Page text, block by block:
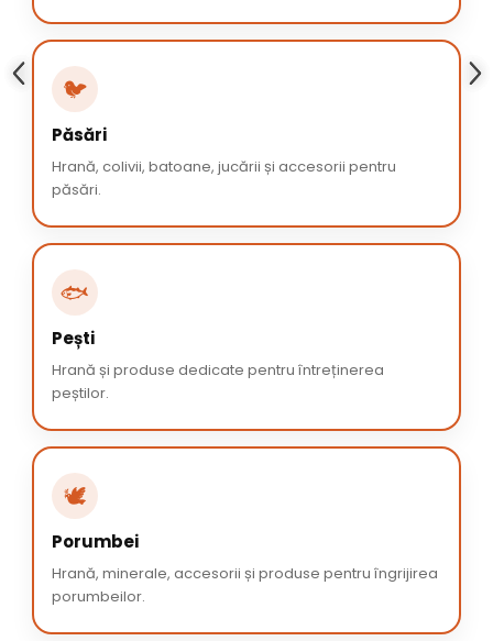
🐦
Păsări
Hrană, colivii, batoane, jucării și accesorii pentru
păsări.
🐟
Pești
Hrană și produse dedicate pentru întreținerea
peștilor.
🕊️
Porumbei
Hrană, minerale, accesorii și produse pentru îngrijirea
porumbeilor.